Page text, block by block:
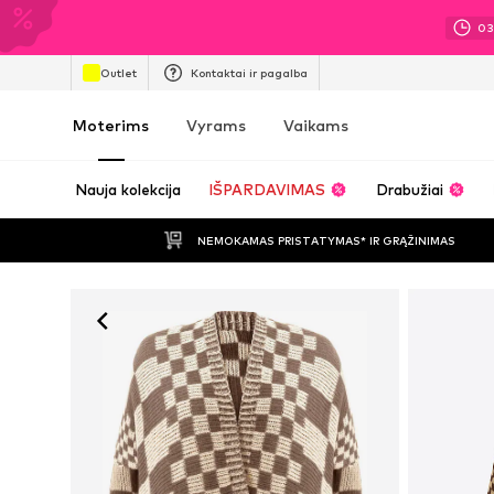
03
Outlet Kontaktai ir pagalba
Moterims Vyrams Vaikams
Nauja kolekcija IŠPARDAVIMAS Drabužiai
NEMOKAMAS PRISTATYMAS* IR GRĄŽINIMAS